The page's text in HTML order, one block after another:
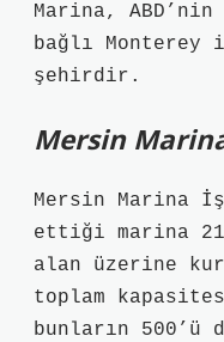
Marina,
bağlı Monterey
şehirdir.
Mersin
Mersin Marina
ettiği marina
alan üzerine
toplam
bunların 500’ü